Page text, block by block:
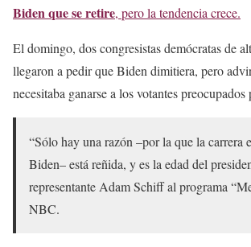
Biden que se retire, pero la tendencia crece.
El domingo, dos congresistas demócratas de
llegaron a pedir que Biden dimitiera, pero
necesitaba ganarse a los votantes preocupados
“Sólo hay una razón –por la que la carrera
Biden– está reñida, y es la edad del
representante Adam Schiff al programa
NBC.